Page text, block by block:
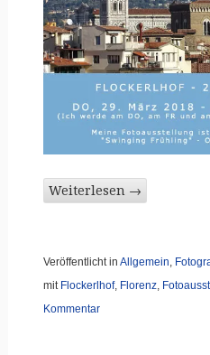
Weiterlesen →
Veröffentlicht in Allgemein,
mit Flockerlhof, Florenz,
Kommentar